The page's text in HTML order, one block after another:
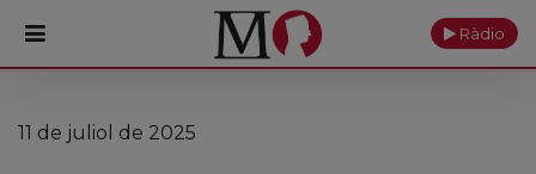
PORTADA
Ràdio
11 de juliol de 2025